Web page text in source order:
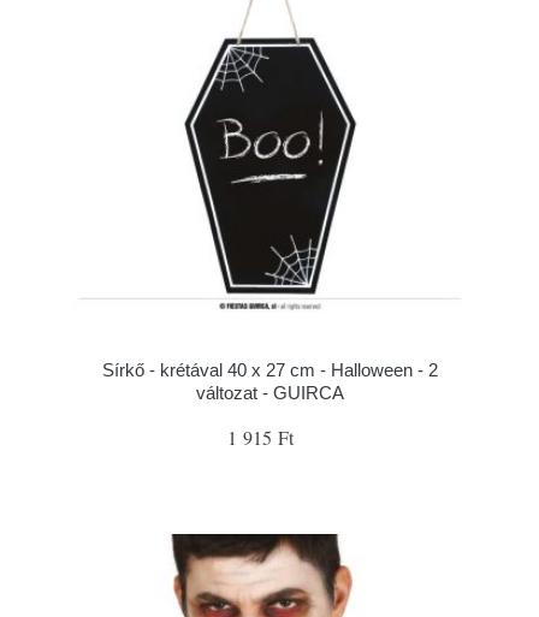
Sírkő - krétával 40 x 27 cm - Halloween - 2
változat - GUIRCA
1 915 Ft